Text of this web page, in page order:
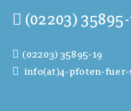
(02203)
(02203) 35895-19
info(at)4-pfoten-fuer-